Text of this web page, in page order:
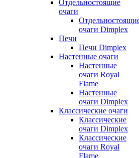
Отдельностоящие
очаги
очаги Dimplex
Печи
Печи Dimplex
Настенные очаги
Настенные
очаги Royal
Flame
Настенные
очаги Dimplex
Классические очаги
Классические
очаги Dimplex
Классические
очаги Royal
Flame